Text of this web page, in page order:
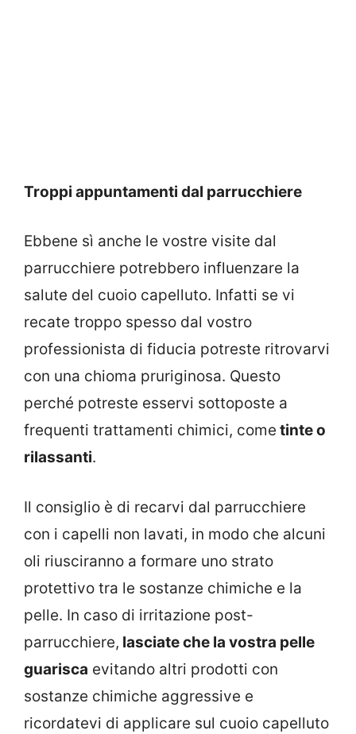
Troppi appuntamenti dal parrucchiere
Ebbene sì anche le vostre visite dal
parrucchiere potrebbero influenzare la
salute del cuoio capelluto. Infatti se vi
recate troppo spesso dal vostro
professionista di fiducia potreste ritrovarvi
con una chioma pruriginosa. Questo
perché potreste esservi sottoposte a
frequenti trattamenti chimici, come tinte o
rilassanti.
Il consiglio è di recarvi dal parrucchiere
con i capelli non lavati, in modo che alcuni
oli riusciranno a formare uno strato
protettivo tra le sostanze chimiche e la
pelle. In caso di irritazione post-
parrucchiere, lasciate che la vostra pelle
guarisca evitando altri prodotti con
sostanze chimiche aggressive e
ricordatevi di applicare sul cuoio capelluto